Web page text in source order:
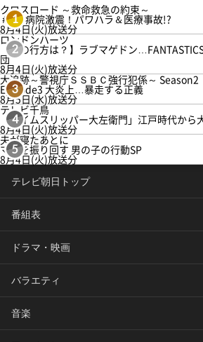
1
クロスロード ～救命救急の約束～
＃5 病院激震！パワハラ＆医療事故!?
8月4日(火)放送分
2
ロンドンハーツ
【恋の行方は？】ラブマゲドン
団
8月4日(火)放送分
3
大追跡～警視庁ＳＳＢＣ強行犯係～ Season2
Episode3 大炎上…暴走する正義
8月5日(水)放送分
4
テレビ千鳥
「タイムスリッパー大左衛門」江戸時代から
8月4日(火)放送分
5
夫が寝たあとに
ママを振り回す 男の子の行動SP
8月4日(火)放送分
テレビ朝日トップ
番組表
ドラマ・映画
バラエティ
音楽